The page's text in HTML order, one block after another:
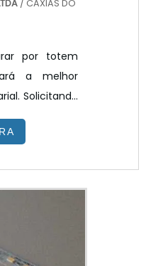
/ CAXIAS DO
por totem
a melhor
Solicitando
empresa do
a melhor em
é
produtos
controle e
SOBRE